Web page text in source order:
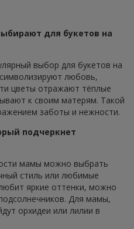
для букетов на
выбор для букетов на
любовь,
цветы отражают тёплые
к своим матерям. Такой
заботы и нежности.
подчеркнет
мамы можно выбрать
стиль или любимые
яркие оттенки, можно
Для мамы,
орхидеи или лилии в